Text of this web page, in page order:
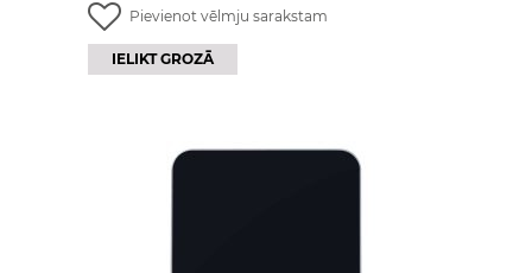
Pievienot vēlmju sarakstam
IELIKT GROZĀ